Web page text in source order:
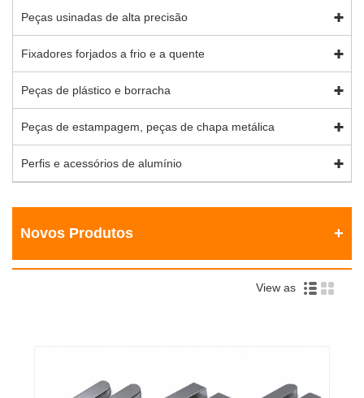
Peças usinadas de alta precisão
Fixadores forjados a frio e a quente
Peças de plástico e borracha
Peças de estampagem, peças de chapa metálica
Perfis e acessórios de alumínio
Novos Produtos
View as